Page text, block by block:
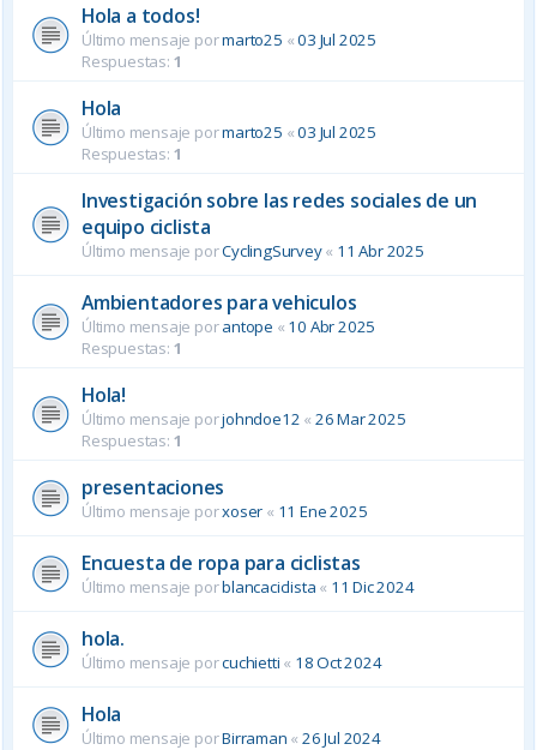
Hola a todos!
Último mensaje pormarto25 «03 Jul 2025
Respuestas: 1
Hola
Último mensaje pormarto25 «03 Jul 2025
Respuestas: 1
Investigación sobre las redes sociales de un
equipo ciclista
Último mensaje porCyclingSurvey« 11 Abr 2025
Ambientadores para vehiculos
Último mensaje porantope « 10 Abr 2025
Respuestas: 1
Hola!
Último mensaje porjohndoe12 « 26 Mar 2025
Respuestas: 1
presentaciones
Último mensaje porxoser « 11 Ene 2025
Encuesta de ropa para ciclistas
Último mensaje porblancaciclista « 11 Dic 2024
hola.
Último mensaje porcuchietti « 18 Oct 2024
Hola
Último mensaje porBirraman «26 Jul 2024